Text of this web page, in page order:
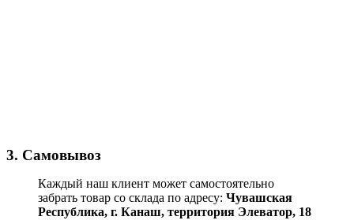
3. Самовывоз
Каждый наш клиент может самостоятельно
забрать товар со склада по адресу: Чувашская
Республика, г. Канаш, территория Элеватор, 18